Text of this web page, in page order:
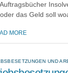
das Geld soll
MORE
UND